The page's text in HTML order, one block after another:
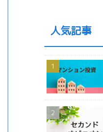
人気記事